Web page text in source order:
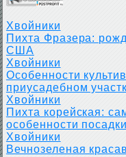
Хвойники
Пихта Фразера:
США
Хвойники
Особенности
приусадебном
Хвойники
Пихта корейская:
особенности
Хвойники
Вечнозеленая